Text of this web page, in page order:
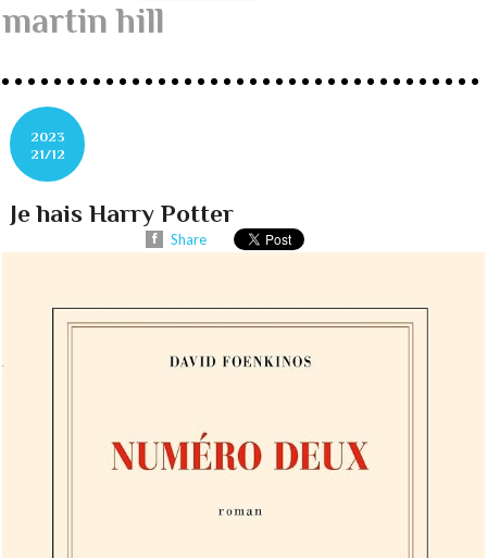
martin hill
2023
21/12
Je hais Harry Potter
Share